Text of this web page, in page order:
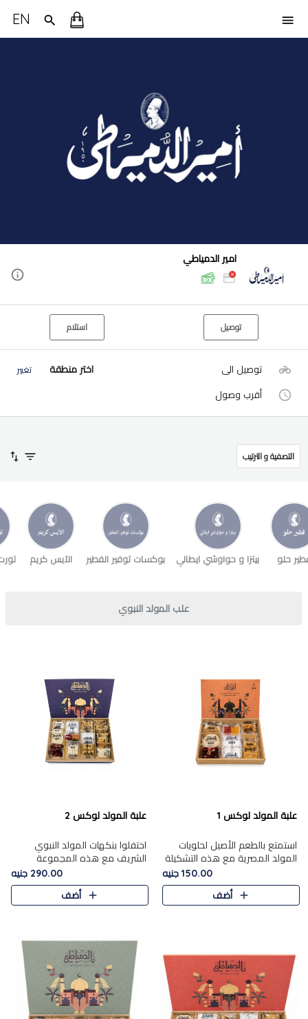
EN
امير الدمياطي
توصيل استلام
توصيل الى اختر منطقة تغيير
أقرب وصول
التصفية و الترتيب
حلو بيتزا و حواوشي ايطالي بوكسات توفير الفطير الآيس كريم
علب المولد النبوي
علبة المولد لوكس 1
استمتع بالطعم الأصيل لحلويات
المولد المصرية مع هذه التشكيلة
المختارة بعناية من 9 قطع. تتضمن
التشكيلة جوزرية مع فول،ملبان
150.00 جنيه
أضف
علبة المولد لوكس 2
احتفلوا بنكهات المولد النبوي
الشريف مع هذه المجموعة
الفاخرة المكونة من 19 قطعة،
والتي تم اختيارها بعناية فائقة لتُبرز
تشكيلة واسعة من الحلويات
290.00 جنيه
أضف